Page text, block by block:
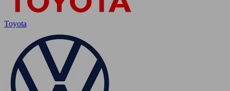
Toyota